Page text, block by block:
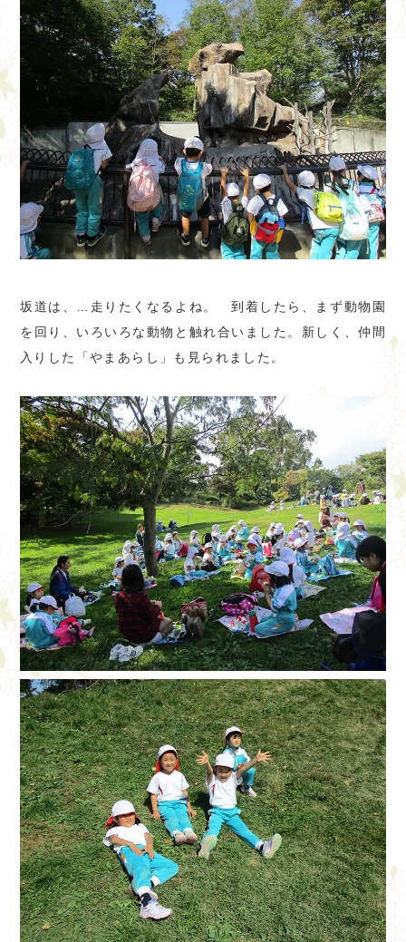
坂道は、…走りたくなるよね。 到着したら、まず動物園
を回り、いろいろな動物と触れ合いました。新しく、仲間
入りした「やまあらし」も見られました。